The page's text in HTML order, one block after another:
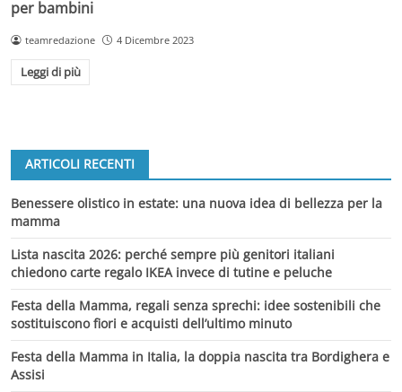
per bambini
teamredazione 4 Dicembre 2023
Leggi di più
ARTICOLI RECENTI
Benessere olistico in estate: una nuova idea di bellezza per la
mamma
Lista nascita 2026: perché sempre più genitori italiani
chiedono carte regalo IKEA invece di tutine e peluche
Festa della Mamma, regali senza sprechi: idee sostenibili che
sostituiscono fiori e acquisti dell’ultimo minuto
Festa della Mamma in Italia, la doppia nascita tra Bordighera e
Assisi